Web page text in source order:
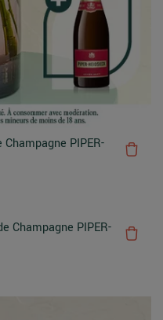
PIPER-
Champagne PIPER-